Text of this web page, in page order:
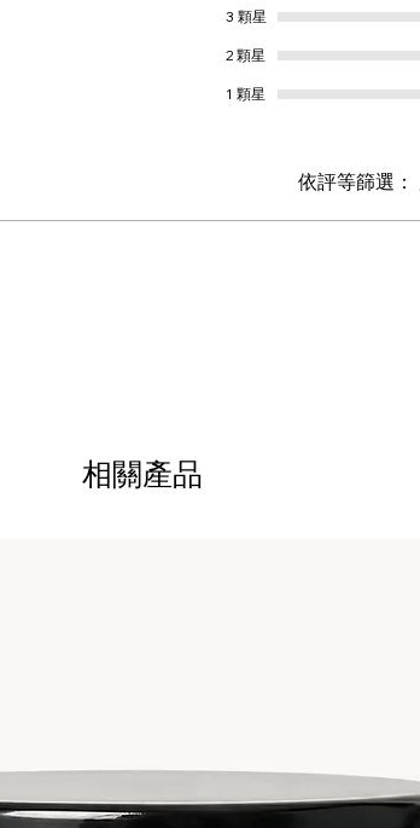
3 顆星
2 顆星
1 顆星
依評等篩選：
相關產品